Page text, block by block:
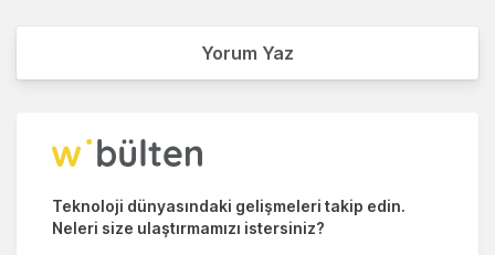
Yorum Yaz
Teknoloji dünyasındaki gelişmeleri takip edin.
Neleri size ulaştırmamızı istersiniz?